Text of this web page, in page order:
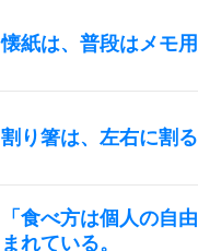
懐紙は、普段はメモ
割り箸は、左右に割
「食べ方は個人の自
まれている。